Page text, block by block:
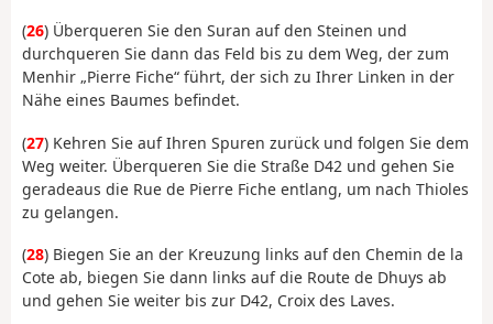
(26) Überqueren Sie den Suran auf den Steinen und
durchqueren Sie dann das Feld bis zu dem Weg, der zum
Menhir „Pierre Fiche“ führt, der sich zu Ihrer Linken in der
Nähe eines Baumes befindet.
(27) Kehren Sie auf Ihren Spuren zurück und folgen Sie dem
Weg weiter. Überqueren Sie die Straße D42 und gehen Sie
geradeaus die Rue de Pierre Fiche entlang, um nach Thioles
zu gelangen.
(28) Biegen Sie an der Kreuzung links auf den Chemin de la
Cote ab, biegen Sie dann links auf die Route de Dhuys ab
und gehen Sie weiter bis zur D42, Croix des Laves.